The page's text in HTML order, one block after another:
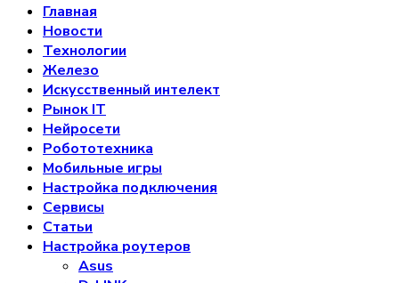
Главная
Новости
Технологии
Железо
Искусственный интелект
Рынок IT
Нейросети
Робототехника
Мобильные игры
Настройка подключения
Сервисы
Статьи
Настройка роутеров
Asus